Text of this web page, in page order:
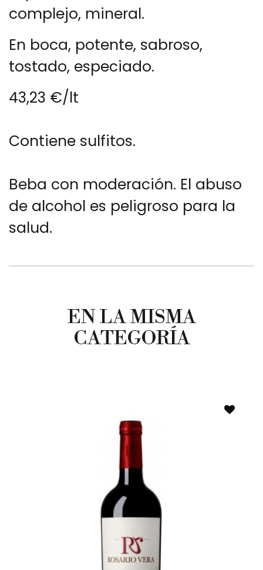
complejo, mineral.
En boca, potente, sabroso,
tostado, especiado.
43,23 €/lt
Contiene sulfitos.
Beba con moderación. El abuso
de alcohol es peligroso para la
salud.
EN LA MISMA
CATEGORÍA